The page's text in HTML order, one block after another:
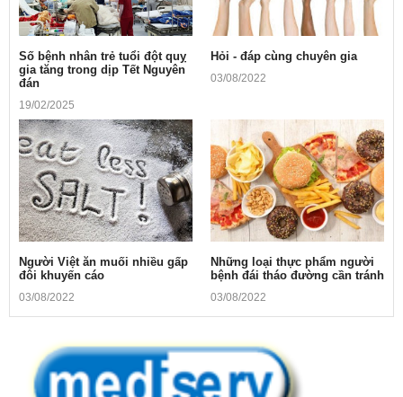
Số bệnh nhân trẻ tuổi đột quỵ
gia tăng trong dịp Tết Nguyên
đán
19/02/2025
Hỏi - đáp cùng chuyên gia
03/08/2022
Người Việt ăn muối nhiều gấp
đôi khuyến cáo
03/08/2022
Những loại thực phẩm người
bệnh đái tháo đường cần tránh
03/08/2022